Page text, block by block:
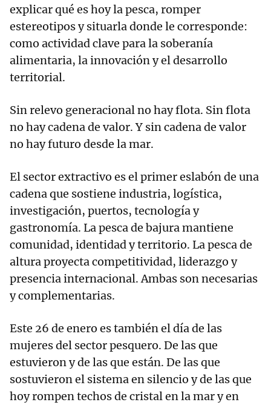
explicar qué es hoy la pesca, romper
estereotipos y situarla donde le corresponde:
como actividad clave para la soberanía
alimentaria, la innovación y el desarrollo
territorial.
Sin relevo generacional no hay flota. Sin flota
no hay cadena de valor. Y sin cadena de valor
no hay futuro desde la mar.
El sector extractivo es el primer eslabón de una
cadena que sostiene industria, logística,
investigación, puertos, tecnología y
gastronomía. La pesca de bajura mantiene
comunidad, identidad y territorio. La pesca de
altura proyecta competitividad, liderazgo y
presencia internacional. Ambas son necesarias
y complementarias.
Este 26 de enero es también el día de las
mujeres del sector pesquero. De las que
estuvieron y de las que están. De las que
sostuvieron el sistema en silencio y de las que
hoy rompen techos de cristal en la mar y en